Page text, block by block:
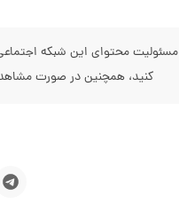
مسئولیت محتوای این شبکه
کنید، همچنین در صورت